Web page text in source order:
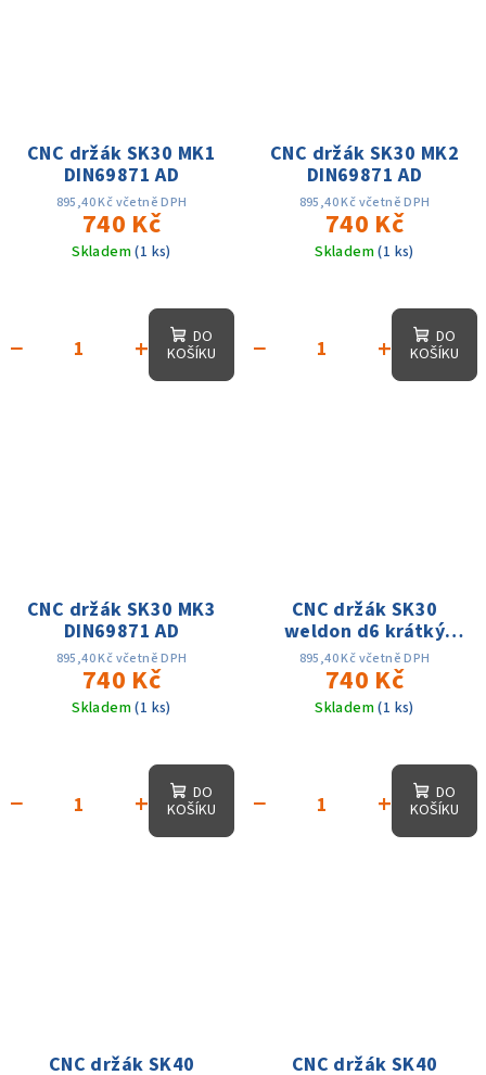
CNC držák SK30 MK1
DIN69871 AD
895,40 Kč včetně DPH
740 Kč
Skladem(1 ks)
+
−
DO
KOŠÍKU
CNC držák SK30 MK2
DIN69871 AD
895,40 Kč včetně DPH
740 Kč
Skladem(1 ks)
+
−
DO
KOŠÍKU
CNC držák SK30 MK3
DIN69871 AD
895,40 Kč včetně DPH
740 Kč
Skladem(1 ks)
+
−
DO
KOŠÍKU
CNC držák SK30
weldon d6 krátký
DIN69871 AD
895,40 Kč včetně DPH
740 Kč
Skladem(1 ks)
+
−
DO
KOŠÍKU
CNC držák SK40
CNC držák SK40